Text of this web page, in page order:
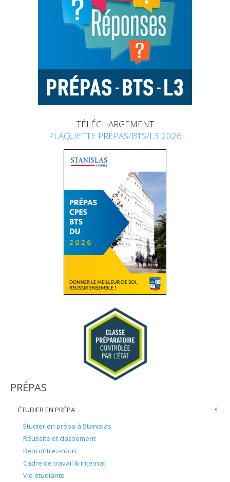
TÉLÉCHARGEMENT
PLAQUETTE PRÉPAS/BTS/L3 2026
PRÉPAS
ÉTUDIER EN PRÉPA
Étudier en prépa à Stanislas
Réussite et classement
Rencontrez-nous
Cadre de travail & internat
Vie étudiante